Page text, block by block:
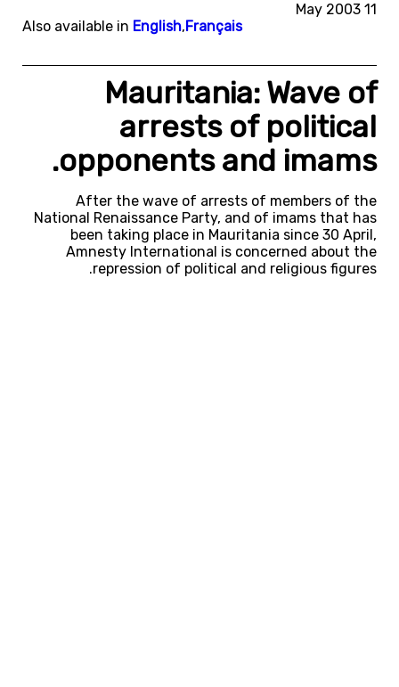
11 May 2003
Also available in English,Français
Mauritania: Wave of
arrests of political
opponents and imams.
After the wave of arrests of members of the
National Renaissance Party, and of imams that has
been taking place in Mauritania since 30 April,
Amnesty International is concerned about the
repression of political and religious figures.